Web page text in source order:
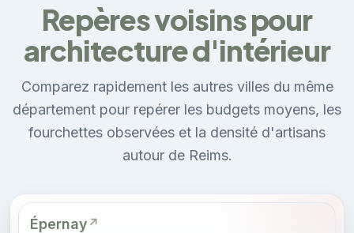
Repères voisins pour
architecture d'intérieur
Comparez rapidement les autres villes du même
département pour repérer les budgets moyens, les
fourchettes observées et la densité d'artisans
autour de Reims.
Épernay